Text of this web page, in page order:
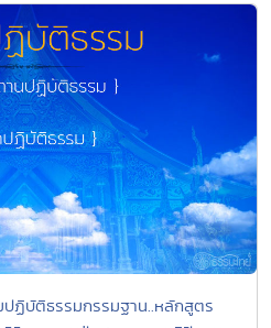
ฏิบัติธรรมกรรมฐาน..หลักสูตร